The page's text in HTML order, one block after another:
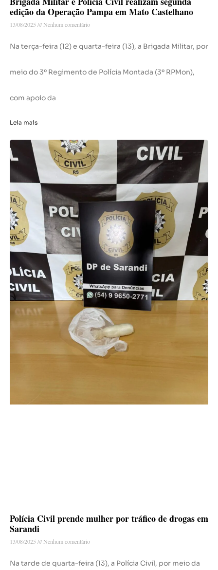
edição da Operação Pampa em Mato Castelhano
13/08/2025 Nenhum comentário
Na terça-feira (12) e quarta-feira (13), a Brigada Militar, por
meio do 3º Regimento de Polícia Montada (3º RPMon),
com apoio da
Leia mais
Polícia Civil prende mulher por tráfico de drogas em
Sarandi
13/08/2025 Nenhum comentário
Na tarde de quarta-feira (13), a Polícia Civil, por meio da